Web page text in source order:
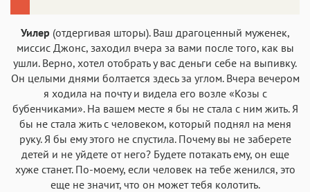
Уилер (отдергивая шторы). Ваш драгоценный муженек,
миссис Джонс, заходил вчера за вами после того, как вы
ушли. Верно, хотел отобрать у вас деньги себе на выпивку.
Он целыми днями болтается здесь за углом. Вчера вечером
я ходила на почту и видела его возле «Козы с
бубенчиками». На вашем месте я бы не стала с ним жить. Я
бы не стала жить с человеком, который поднял на меня
руку. Я бы ему этого не спустила. Почему вы не заберете
детей и не уйдете от него? Будете потакать ему, он еще
хуже станет. По-моему, если человек на тебе женился, это
еще не значит, что он может тебя колотить.